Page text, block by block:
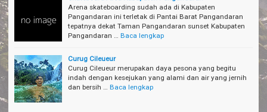
Arena skateboarding sudah ada di Kabupaten
Pangandaran ini terletak di Pantai Barat Pangandaran
tepatnya dekat Taman Pangandaran sunset Kabupaten
Pangandaran …
Baca lengkap
Curug Cileueur
Curug Cileueur merupakan daya pesona yang begitu
indah dengan kesejukan yang alami dan air yang jernih
dan bersih …
Baca lengkap